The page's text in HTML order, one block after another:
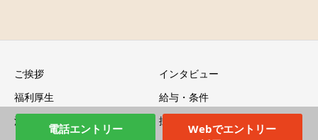
ご挨拶
インタビュー
福利厚生
給与・条件
法人情報
採用エントリー
電話エントリー
Webでエントリー